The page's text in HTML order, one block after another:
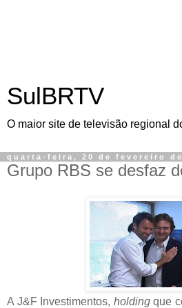
SulBRTV
O maior site de televisão regional
quarta-feira, 20 de fevereiro de
Grupo RBS se desfaz
A J&F Investimentos, holdingque